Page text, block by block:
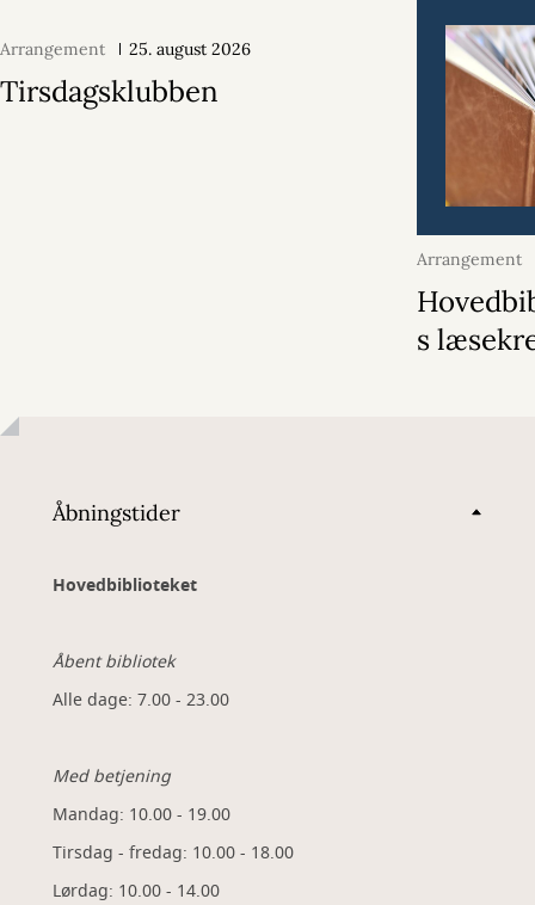
Arrangement 25. august 2026
Tirsdagsklubben
Arrangement
2026
s
Åbningstider
Hovedbiblioteket
Åbent bibliotek
Alle dage: 7.00 - 23.00
Med betjening
Mandag: 10.00 - 19.00
Tirsdag - fredag: 10.00 - 18.00
Lørdag: 10.00 - 14.00